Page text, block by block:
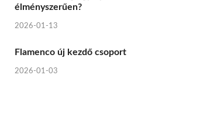
élményszerűen?
2026-01-13
Flamenco új kezdő csoport
2026-01-03